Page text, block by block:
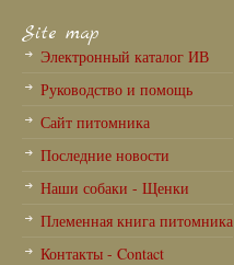
Site map
Электронный каталог ИВ
Руководство и помощь
Сайт питомника
Последние новости
Наши собаки - Щенки
Племенная книга питомника
Контакты - Contact